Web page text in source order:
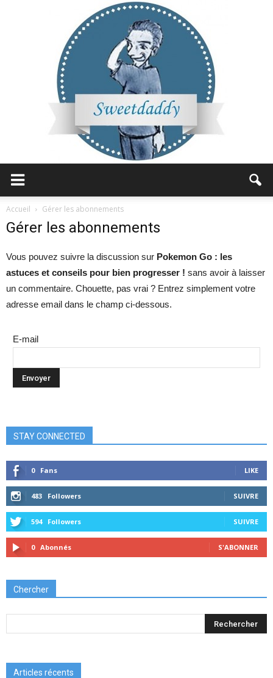
Accueil Gérer les abonnements
Gérer les abonnements
Vous pouvez suivre la discussion sur Pokemon Go : les
astuces et conseils pour bien progresser ! sans avoir à laisser
un commentaire. Chouette, pas vrai ? Entrez simplement votre
adresse email dans le champ ci-dessous.
E-mail
STAY CONNECTED
0 Fans LIKE
483 Followers SUIVRE
594 Followers SUIVRE
0 Abonnés S'ABONNER
Chercher
Articles récents